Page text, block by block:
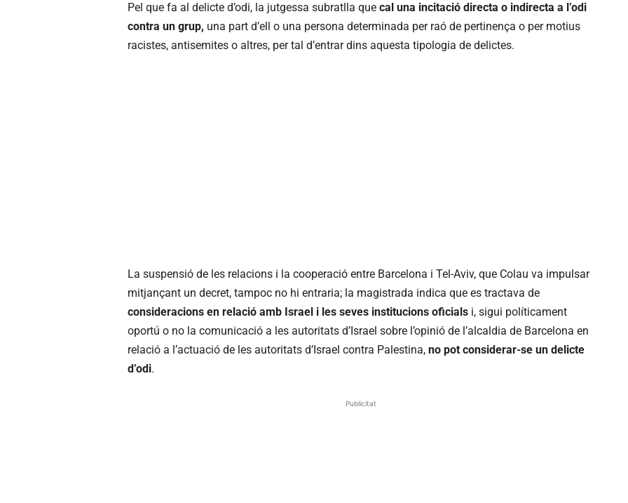
Pel que fa al delicte d’odi, la jutgessa subratlla que cal una incitació directa o indirecta a l’odi
contra un grup, una part d’ell o una persona determinada per raó de pertinença o per motius
racistes, antisemites o altres, per tal d’entrar dins aquesta tipologia de delictes.
La suspensió de les relacions i la cooperació entre Barcelona i Tel-Aviv, que Colau va impulsar
mitjançant un decret, tampoc no hi entraria; la magistrada indica que es tractava de
consideracions en relació amb Israel i les seves institucions oficials i, sigui políticament
oportú o no la comunicació a les autoritats d’Israel sobre l’opinió de l’alcaldia de Barcelona en
relació a l’actuació de les autoritats d’Israel contra Palestina, no pot considerar-se un delicte
d’odi.
Publicitat